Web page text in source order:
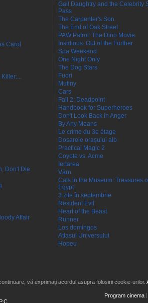
Carol
Don't Die
Affair
Gail Daughtry and the Celebrity
Pass
The Carpenter's Son
The End of Oak Street
PAW Patrol: The Dino Movie
Insidious: Out of the Further
Spa Weekend
One Night Only
The Dog Stars
Fuori
Mutiny
Cars
Fall 2: Deadpoint
Handbook for Superheroes
Don't Look Back in Anger
By Any Means
Le crime du 3e étage
Dosarele orașului alb
Practical Magic 2
Coyote vs. Acme
Iertarea
Värn
Cats in the Museum: Treasures
Egypt
3 zile în septembrie
Resident Evil
Heart of the Beast
Runner
Los domingos
Atlasul Universului
Hopeu
vă exprimați acordul asupra folosirii cookie-urilor.
Program cinema